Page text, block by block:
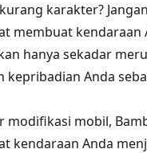
karakter?
membuat
hanya sekadar
kepribadian Anda
modifikasi mobil,
kendaraan Anda